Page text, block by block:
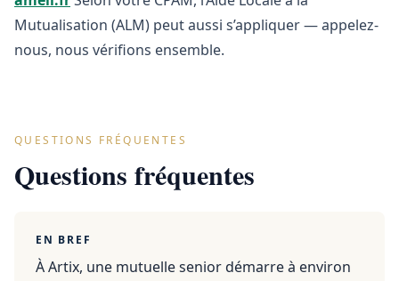
Mutualisation (ALM) peut aussi s’appliquer — appelez-
nous, nous vérifions ensemble.
QUESTIONS FRÉQUENTES
Questions fréquentes
EN BREF
À Artix, une mutuelle senior démarre à environ